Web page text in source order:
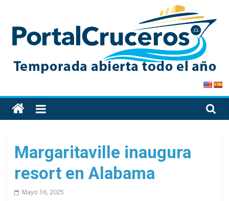
content
PortalCruceros
Toda
la
de
cruceros
en
un
solo
Margaritaville inaugura
resort en Alabama
Mayo 16, 2025